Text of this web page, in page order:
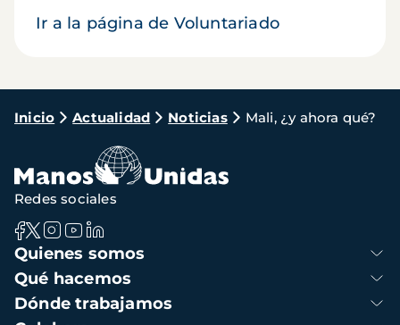
Ir a la página de Voluntariado
Ruta
navegación
Inicio Actualidad Noticias Mali, ¿y ahora qué?
Navegación
principal
Quienes somos
Qué hacemos
Dónde trabajamos
Redes sociales